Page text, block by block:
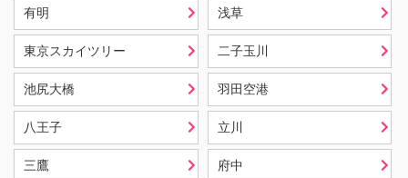
有明 浅草
東京スカイツリー 二子玉川
池尻大橋 羽田空港
八王子 立川
三鷹 府中